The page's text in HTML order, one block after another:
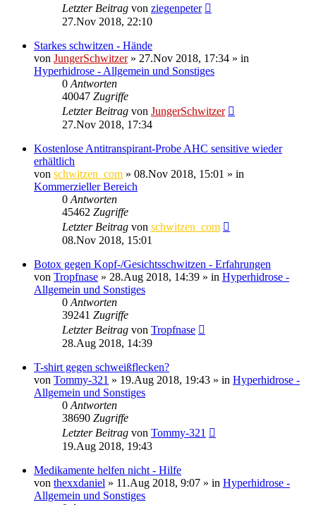
Letzter Beitrag von ziegenpeter
27.Nov 2018, 22:10
Starkes schwitzen - Hände
von JungerSchwitzer» 27.Nov 2018, 17:34 » in
Hyperhidrose - Allgemein und Sonstiges
0 Antworten
40047 Zugriffe
Letzter Beitrag von JungerSchwitzer
27.Nov 2018, 17:34
Kostenlose Antitranspirant-Probe AHC sensitive wieder
erhältlich
von schwitzen_com » 08.Nov 2018, 15:01 » in
Kommerzieller Bereich
0 Antworten
45462 Zugriffe
Letzter Beitrag von schwitzen_com
08.Nov 2018, 15:01
Botox gegen Kopf-/Gesichtsschwitzen - Erfahrungen
von Tropfnase » 28.Aug 2018, 14:39 » in Hyperhidrose -
Allgemein und Sonstiges
0 Antworten
39241 Zugriffe
Letzter Beitrag von Tropfnase
28.Aug 2018, 14:39
T-shirt gegen schweißflecken?
von Tommy-321 » 19.Aug 2018, 19:43 » in Hyperhidrose -
Allgemein und Sonstiges
0 Antworten
38690 Zugriffe
Letzter Beitrag von Tommy-321
19.Aug 2018, 19:43
Medikamente helfen nicht - Hilfe
von thexxdaniel » 11.Aug 2018, 9:07 » in Hyperhidrose -
Allgemein und Sonstiges